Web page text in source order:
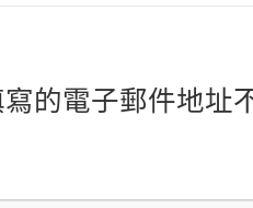
的電子郵件地址